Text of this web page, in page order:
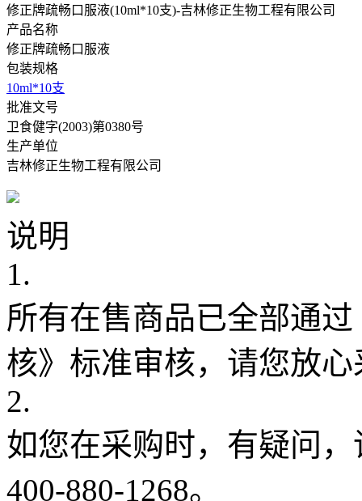
修正牌疏畅口服液(10ml*10支)-吉林修正生物工程有限公司
产品名称
修正牌疏畅口服液
包装规格
10ml*10支
批准文号
卫食健字(2003)第0380号
生产单位
吉林修正生物工程有限公司
说明
1.
所有在售商品已全部通
核》标准审核，请您放心
2.
如您在采购时，有疑问
400-880-1268。